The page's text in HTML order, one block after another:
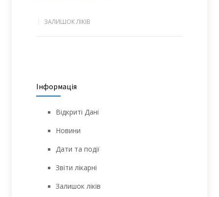
ЗАЛИШОК ЛІКІВ
Інформація
Відкриті Дані
Новини
Дати та події
Звіти лікарні
Залишок ліків